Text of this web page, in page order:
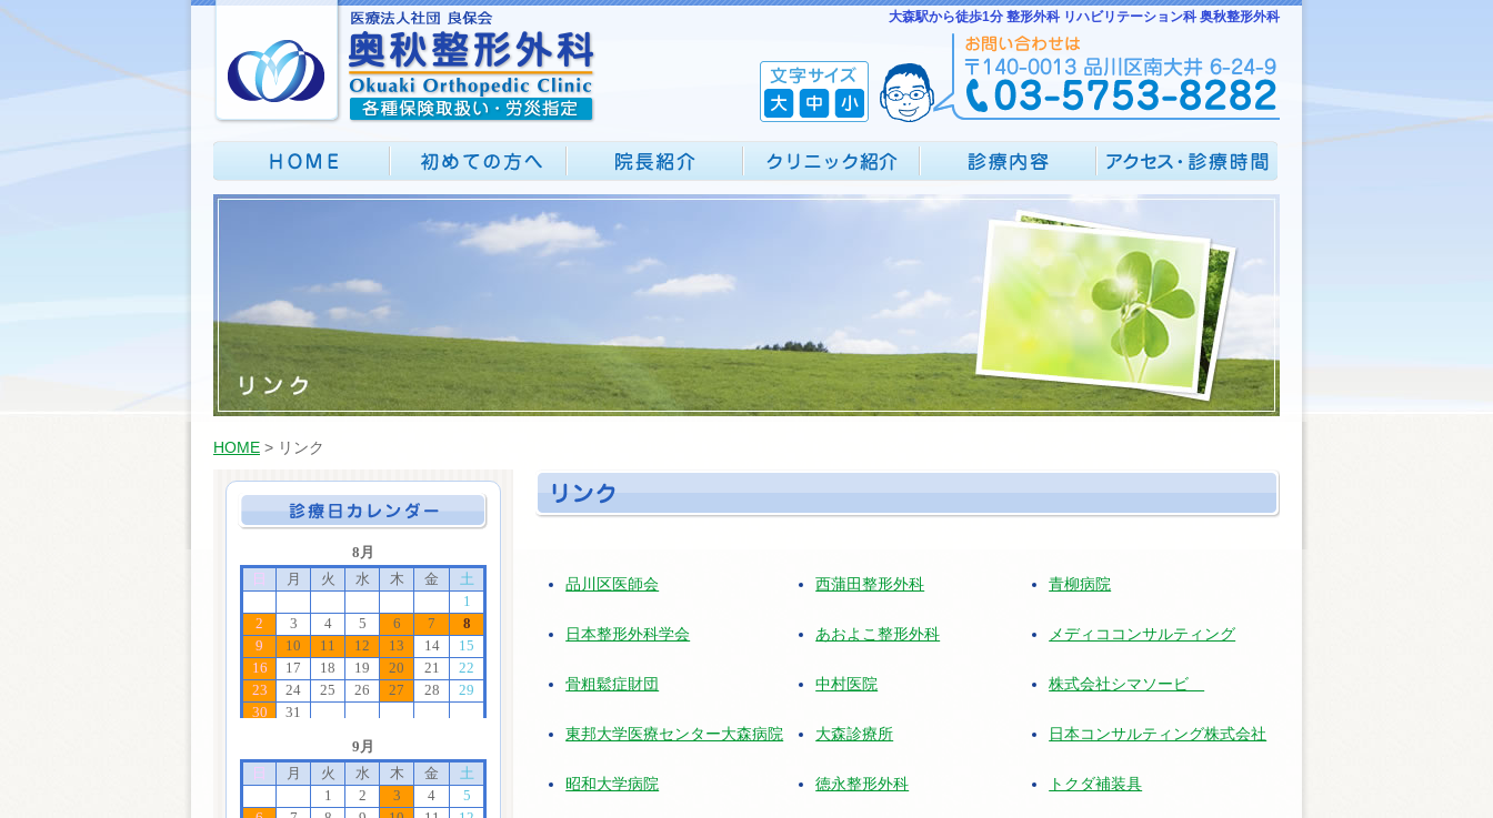
大森駅から徒歩1分 整形外科 リハビリテーション科 奥秋整形外科
HOME > リンク
品川区医師会
日本整形外科学会
骨粗鬆症財団
東邦大学医療センター大森病院
昭和大学病院
西蒲田整形外科
あおよこ整形外科
中村医院
大森診療所
徳永整形外科
青柳病院
メディココンサルティング
株式会社シマソービ
日本コンサルティング株式会社
トクダ補装具